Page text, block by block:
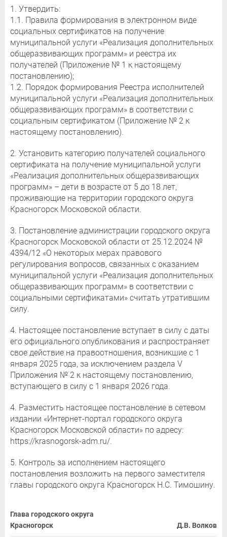
1. Утвердить:
1.1. Правила формирования в электронном виде
социальных сертификатов на получение
муниципальной услуги «Реализация дополнительных
общеразвивающих программ» и реестра их
получателей (Приложение № 1 к настоящему
постановлению);
1.2. Порядок формирования Реестра исполнителей
муниципальной услуги «Реализация дополнительных
общеразвивающих программ» в соответствии с
социальным сертификатом (Приложение № 2 к
настоящему постановлению).
2. Установить категорию получателей социального
сертификата на получение муниципальной услуги
«Реализация дополнительных общеразвивающих
программ» – дети в возрасте от 5 до 18 лет,
проживающие на территории городского округа
Красногорск Московской области.
3. Постановление администрации городского округа
Красногорск Московской области от 25.12.2024 №
4394/12 «О некоторых мерах правового
регулирования вопросов, связанных с оказанием
муниципальной услуги «Реализация дополнительных
общеразвивающих программ» в соответствии с
социальными сертификатами» считать утратившим
силу.
4. Настоящее постановление вступает в силу с даты
его официального опубликования и распространяет
свое действие на правоотношения, возникшие с 1
января 2025 года, за исключением раздела V
Приложения № 2 к настоящему постановлению,
вступающего в силу с 1 января 2026 года.
4. Разместить настоящее постановление в сетевом
издании «Интернет-портал городского округа
Красногорск Московской области» по адресу:
https://krasnogorsk-adm.ru/.
5. Контроль за исполнением настоящего
постановления возложить на первого заместителя
главы городского округа Красногорск Н.С. Тимошину.
Глава городского округа
Красногорск
Д.В. Волков